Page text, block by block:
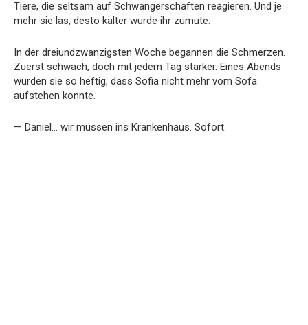
Tiere, die seltsam auf Schwangerschaften reagieren. Und je
mehr sie las, desto kälter wurde ihr zumute.
In der dreiundzwanzigsten Woche begannen die Schmerzen.
Zuerst schwach, doch mit jedem Tag stärker. Eines Abends
wurden sie so heftig, dass Sofia nicht mehr vom Sofa
aufstehen konnte.
— Daniel… wir müssen ins Krankenhaus. Sofort.